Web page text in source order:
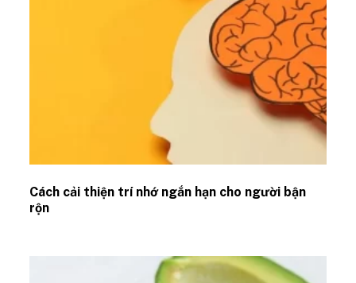
Cách cải thiện trí nhớ ngắn hạn cho người bận
rộn